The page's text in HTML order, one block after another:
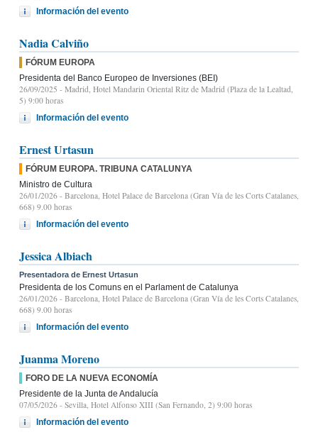
Información del evento
Nadia Calviño
FÓRUM EUROPA
Presidenta del Banco Europeo de Inversiones (BEI)
26/09/2025 - Madrid, Hotel Mandarin Oriental Ritz de Madrid (Plaza de la Lealtad,
5) 9:00 horas
Información del evento
Ernest Urtasun
FÓRUM EUROPA. TRIBUNA CATALUNYA
Ministro de Cultura
26/01/2026 - Barcelona, Hotel Palace de Barcelona (Gran Vía de les Corts Catalanes,
668) 9.00 horas
Información del evento
Jessica Albiach
Presentadora de Ernest Urtasun
Presidenta de los Comuns en el Parlament de Catalunya
26/01/2026 - Barcelona, Hotel Palace de Barcelona (Gran Vía de les Corts Catalanes,
668) 9.00 horas
Información del evento
Juanma Moreno
FORO DE LA NUEVA ECONOMÍA
Presidente de la Junta de Andalucía
07/05/2026 - Sevilla, Hotel Alfonso XIII (San Fernando, 2) 9:00 horas
Información del evento